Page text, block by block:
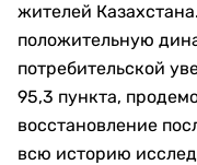
жителей
положительную
потребительской
95,3 пункта,
восстановление
всю историю